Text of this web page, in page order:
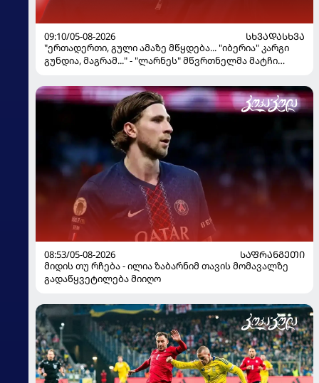
09:10/05-08-2026
ᲡᲮᲕᲐᲓᲐᲡᲮᲕᲐ
"ერთადერთი, გული ამაზე მწყდება... "იბერია" კარგი
გუნდია, მაგრამ..." - "ლარნეს" მწვრთნელმა მატჩი
მოჰყავს
08:53/05-08-2026
ᲡᲐᲤᲠᲐᲜᲒᲔᲗᲘ
მიდის თუ რჩება - ილია ზაბარნიმ თავის მომავალზე
გადაწყვეტილება მიიღო